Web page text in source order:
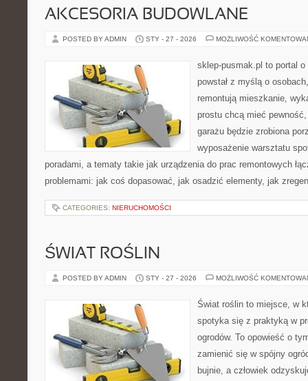
AKCESORIA BUDOWLANE
POSTED BY ADMIN STY - 27 - 2026 MOŻLIWOŚĆ
sklep-pusmak.pl to portal
powstał z myślą o
remontują mieszkanie,
prostu chcą mieć
garażu będzie zrobiona
wyposażenie warsztatu
poradami, a tematy takie jak urządzenia do prac remontowych
problemami: jak coś dopasować, jak osadzić elementy, jak
CATEGORIES: NIERUCHOMOŚCI
ŚWIAT ROŚLIN
POSTED BY ADMIN STY - 27 - 2026 MOŻLIWOŚĆ
Świat roślin to miejsce, w
spotyka się z praktyką w
ogrodów. To opowieść o
zamienić się w spójny
bujnie, a człowiek